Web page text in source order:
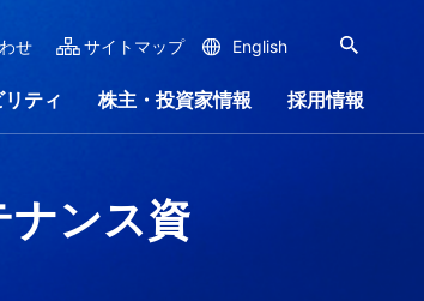
ナンス資
せ サイトマップ English
ティ 株主・投資家情報 採用情報